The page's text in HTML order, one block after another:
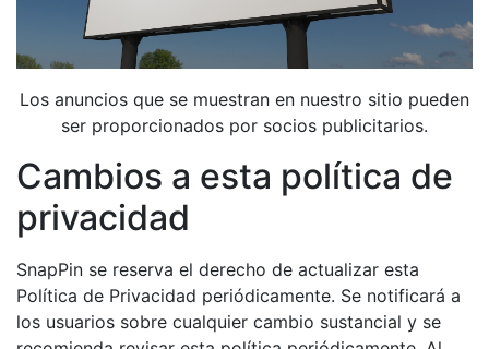
Los anuncios que se muestran en nuestro sitio pueden
ser proporcionados por socios publicitarios.
Cambios a esta política de
privacidad
SnapPin se reserva el derecho de actualizar esta
Política de Privacidad periódicamente. Se notificará a
los usuarios sobre cualquier cambio sustancial y se